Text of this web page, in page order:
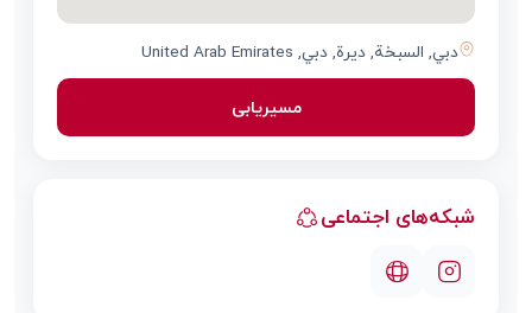
دبي, السبخة, ديرة, دبي, United Arab Emirates
مسیریابی
شبکه‌های اجتماعی